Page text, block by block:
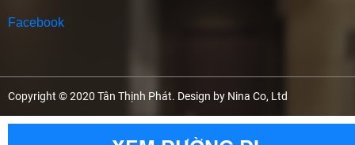
Facebook
Copyright © 2020 Tân Thịnh Phát. Design by Nina Co, Ltd